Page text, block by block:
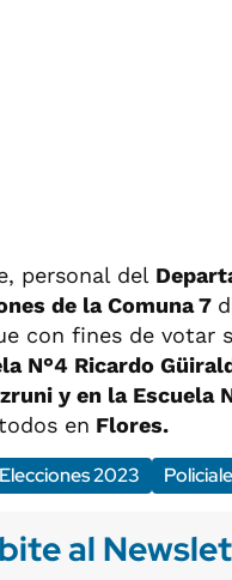
personal del
de la Comuna 7
con fines de votar
N°4 Ricardo
y en la Escuela
en Flores.
Elecciones 2023
al